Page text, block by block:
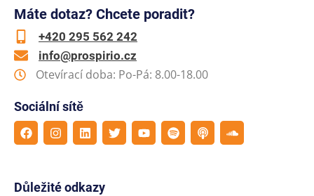
Máte dotaz? Chcete poradit?
+420 295 562 242
info@prospirio.cz
Otevírací doba: Po-Pá: 8.00-18.00
Sociální sítě
Důležité odkazy